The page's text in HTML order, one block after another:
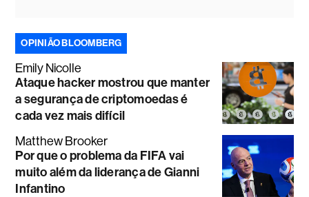
OPINIÃO BLOOMBERG
Emily Nicolle
Ataque hacker mostrou que manter
a segurança de criptomoedas é
cada vez mais difícil
Matthew Brooker
Por que o problema da FIFA vai
muito além da liderança de Gianni
Infantino